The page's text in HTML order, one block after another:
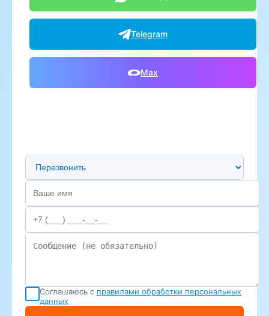
Telegram
Max
Предпочтительный способ связи
Соглашаюсь с правилами обработки персональных
данных